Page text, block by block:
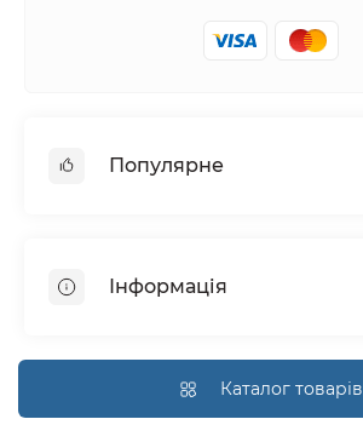
Популярне
Розкрійне обладнання
Виробники
Інформація
Доставка і оплата
Гарантія
Каталог товарів